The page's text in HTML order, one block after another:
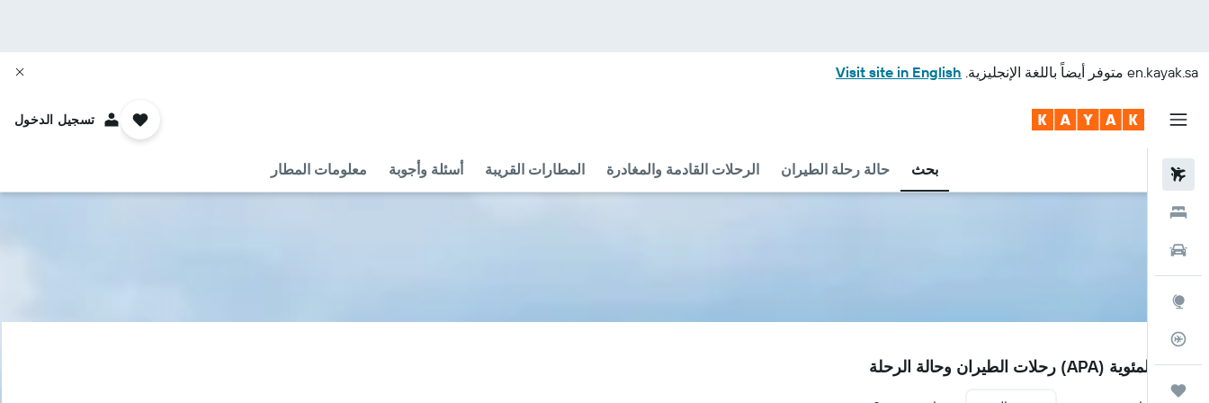
en.kayak.sa متوفر أيضاً باللغة الإنجليزية. Visit site in English
بحث حالة رحلة الطيران الرحلات القادمة والمغادرة المطارات القريبة أسئلة وأجوبة معلومات المطار
تسجيل الدخول
APA
مطار المئوية (APA) رحلات الطيران وحالة الرحلة